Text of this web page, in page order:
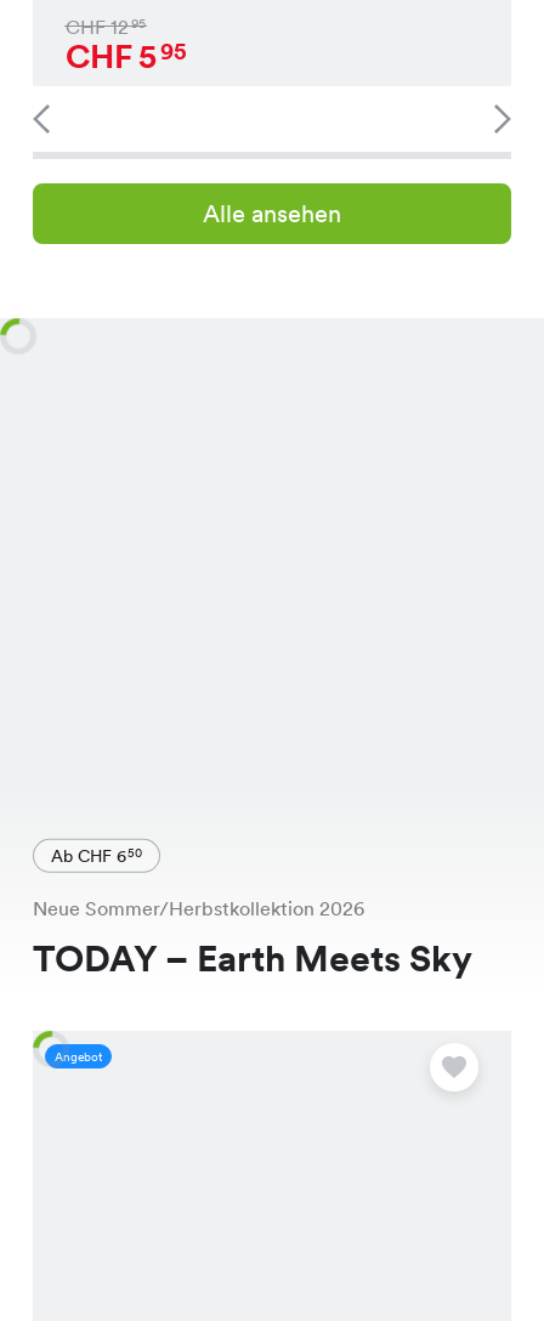
CHF1295
CHF595
Alle ansehen
Ab CHF 650
Neue Sommer/Herbstkollektion 2026
TODAY – Earth Meets Sky
Angebot